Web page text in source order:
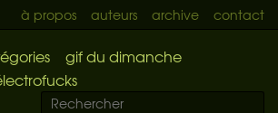
à propos auteurs archive contact
gif du dimanche